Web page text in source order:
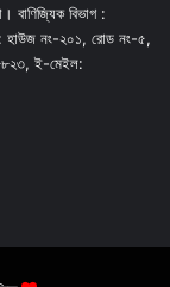
বাণিজ্যিক বিভাগ :
হাউজ নং-২০১, রোড নং-৫,
ই-মেইল: